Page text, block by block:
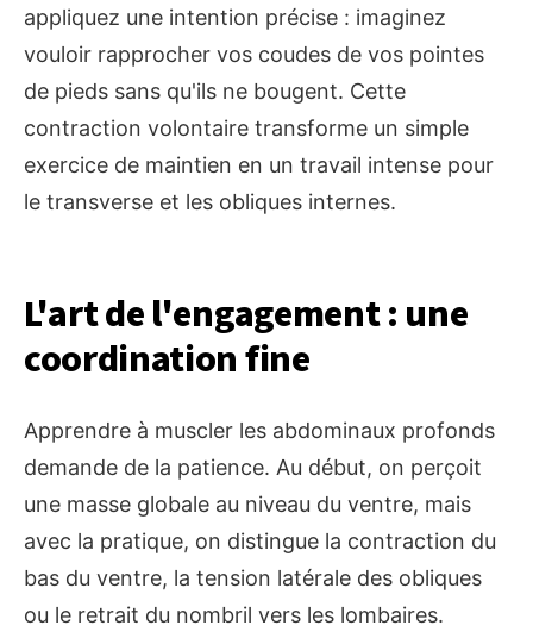
appliquez une intention précise : imaginez
vouloir rapprocher vos coudes de vos pointes
de pieds sans qu'ils ne bougent. Cette
contraction volontaire transforme un simple
exercice de maintien en un travail intense pour
le transverse et les obliques internes.
L'art de l'engagement : une
coordination fine
Apprendre à muscler les abdominaux profonds
demande de la patience. Au début, on perçoit
une masse globale au niveau du ventre, mais
avec la pratique, on distingue la contraction du
bas du ventre, la tension latérale des obliques
ou le retrait du nombril vers les lombaires.